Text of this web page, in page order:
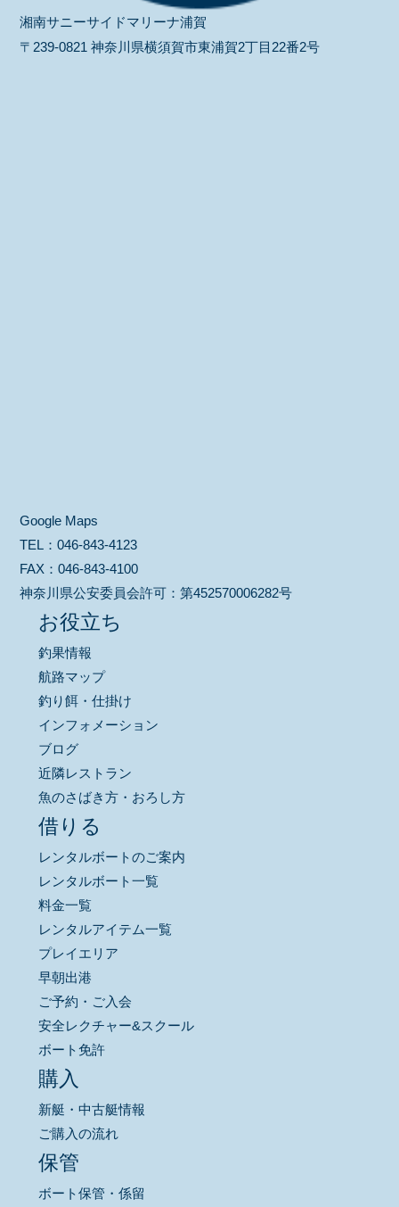
湘南サニーサイドマリーナ浦賀
〒239-0821 神奈川県横須賀市東浦賀2丁目22番2号
Google Maps
TEL：046-843-4123
FAX：046-843-4100
神奈川県公安委員会許可：第452570006282号
お役立ち
釣果情報
航路マップ
釣り餌・仕掛け
インフォメーション
ブログ
近隣レストラン
魚のさばき方・おろし方
借りる
レンタルボートのご案内
レンタルボート一覧
料金一覧
レンタルアイテム一覧
プレイエリア
早朝出港
ご予約・ご入会
安全レクチャー&スクール
ボート免許
購入
新艇・中古艇情報
ご購入の流れ
保管
ボート保管・係留